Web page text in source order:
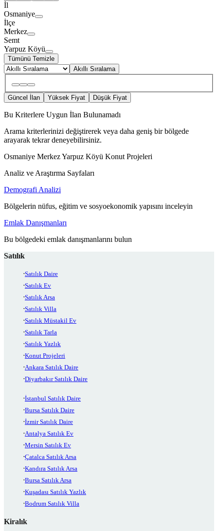
İl
Osmaniye
İlçe
Merkez
Semt
Yarpuz Köyü
Tümünü Temizle
Akıllı Sıralama
Güncel İlan Yüksek Fiyat Düşük Fiyat
Bu Kriterlere Uygun İlan Bulunamadı
Arama kriterlerinizi değiştirerek veya daha geniş bir bölgede
arayarak tekrar deneyebilirsiniz.
Osmaniye Merkez Yarpuz Köyü Konut Projeleri
Analiz ve Araştırma Sayfaları
Demografi Analizi
Bölgelerin nüfus, eğitim ve sosyoekonomik yapısını inceleyin
Emlak Danışmanları
Bu bölgedeki emlak danışmanlarını bulun
Satılık
Satılık Daire
Satılık Ev
Satılık Arsa
Satılık Villa
Satılık Müstakil Ev
Satılık Tarla
Satılık Yazlık
Konut Projeleri
Ankara Satılık Daire
Diyarbakır Satılık Daire
İstanbul Satılık Daire
Bursa Satılık Daire
İzmir Satılık Daire
Antalya Satılık Ev
Mersin Satılık Ev
Çatalca Satılık Arsa
Kandıra Satılık Arsa
Bursa Satılık Arsa
Kuşadası Satılık Yazlık
Bodrum Satılık Villa
Kiralık